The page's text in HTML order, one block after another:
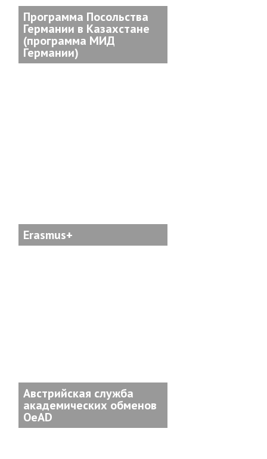
Программа Посольства
Германии в Казахстане
(программа МИД
Германии)
Erasmus+
Австрийская служба
академических обменов
OeAD